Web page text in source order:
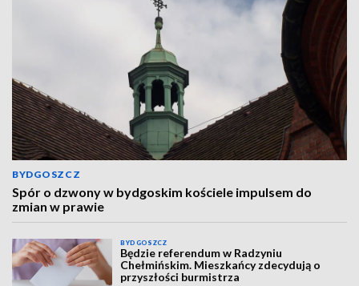
BYDGOSZCZ
Spór o dzwony w bydgoskim kościele impulsem do
zmian w prawie
BYDGOSZCZ
Będzie referendum w Radzyniu
Chełmińskim. Mieszkańcy zdecydują o
przyszłości burmistrza